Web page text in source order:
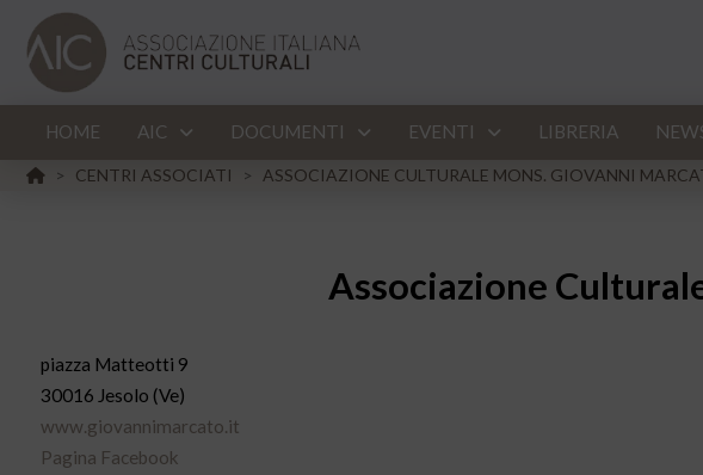
HOME AIC DOCUMENTI EVENTI LIBRERIA
HOME
> CENTRI ASSOCIATI > ASSOCIAZIONE CULTURALE MONS. GIOVANNI
Associazione
piazza Matteotti 9
30016 Jesolo (Ve)
www.giovannimarcato.it
Pagina Facebook